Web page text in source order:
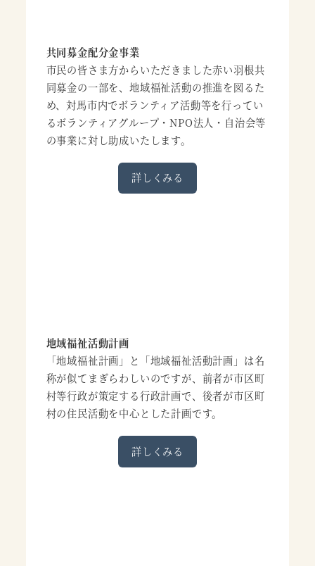
共同募金配分金事業
市民の皆さま方からいただきました赤い羽根共
同募金の一部を、地域福祉活動の推進を図るた
め、対馬市内でボランティア活動等を行ってい
るボランティアグループ・NPO法人・自治会等
の事業に対し助成いたします。
詳しくみる
地域福祉活動計画
「地域福祉計画」と「地域福祉活動計画」は名
称が似てまぎらわしいのですが、前者が市区町
村等行政が策定する行政計画で、後者が市区町
村の住民活動を中心とした計画です。
詳しくみる